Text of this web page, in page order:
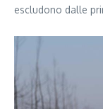
escludono dalle